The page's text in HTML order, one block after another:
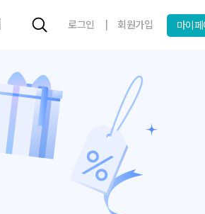
로그인 | 회원가입 마이